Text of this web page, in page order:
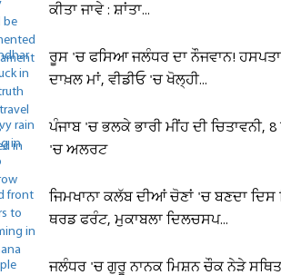
ਕੀਤਾ ਜਾਵੇ : ਸ਼ਾਂਤਾ...
ਰੂਸ 'ਚ ਫਸਿਆ ਜਲੰਧਰ ਦਾ ਨੌਜਵਾਨ!
ਦਾਖ਼ਲ ਮਾਂ, ਵੀਡੀਓ 'ਚ ਖੋਲ੍ਹੀ...
ਪੰਜਾਬ 'ਚ ਭਲਕੇ ਭਾਰੀ ਮੀਂਹ ਦੀ ਚਿਤਾਵਨੀ,
'ਚ ਅਲਰਟ
ਜਿਮਖਾਨਾ ਕਲੱਬ ਦੀਆਂ ਚੋਣਾਂ 'ਚ ਬਣਦਾ ਦਿਸ
ਥਰਡ ਫਰੰਟ, ਮੁਕਾਬਲਾ ਦਿਲਚਸਪ...
ਜਲੰਧਰ 'ਚ ਗੁਰੂ ਨਾਨਕ ਮਿਸ਼ਨ ਚੌਕ ਨੇੜੇ